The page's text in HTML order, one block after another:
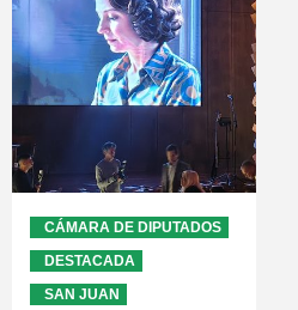
CÁMARA DE DIPUTADOS
DESTACADA
SAN JUAN